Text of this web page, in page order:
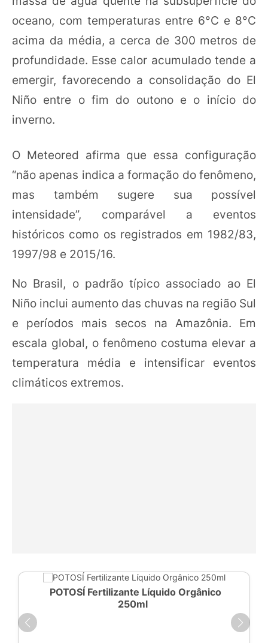
oceano, com temperaturas entre 6°C e 8°C
acima da média, a cerca de 300 metros de
profundidade. Esse calor acumulado tende a
emergir, favorecendo a consolidação do El
Niño entre o fim do outono e o início do
inverno.
O Meteored afirma que essa configuração
“não apenas indica a formação do fenômeno,
mas também sugere sua possível
intensidade”, comparável a eventos
históricos como os registrados em 1982/83,
1997/98 e 2015/16.
No Brasil, o padrão típico associado ao El
Niño inclui aumento das chuvas na região Sul
e períodos mais secos na Amazônia. Em
escala global, o fenômeno costuma elevar a
temperatura média e intensificar eventos
climáticos extremos.
POTOSÍ Fertilizante Líquido Orgânico
250ml